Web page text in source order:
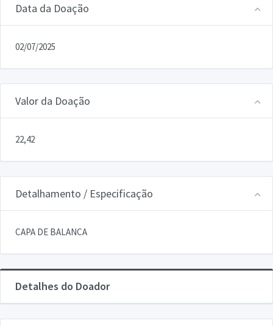
Data da Doação
02/07/2025
Valor da Doação
22,42
Detalhamento / Especificação
CAPA DE BALANCA
Detalhes do Doador